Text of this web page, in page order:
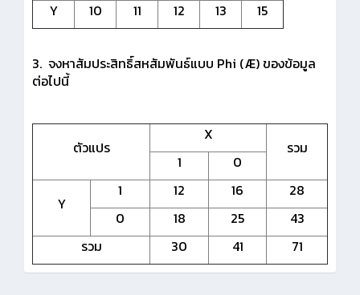
Y
10 11 12 13 15
3. จงหาสัมประสิทธิ์สหสัมพันธ์แบบ Phi (Æ) ของข้อมูล
ต่อไปนี้
ตัวแปร
X
รวม
1 0
Y
1 12 16
28
0
18 25
43
รวม
30 41 71